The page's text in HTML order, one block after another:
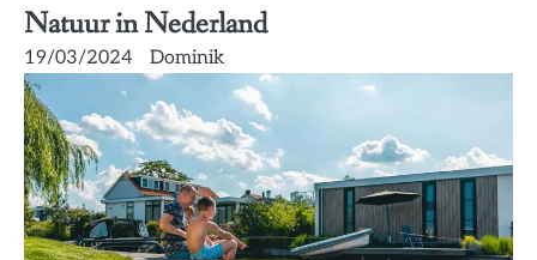
Natuur in Nederland
19/03/2024 Dominik